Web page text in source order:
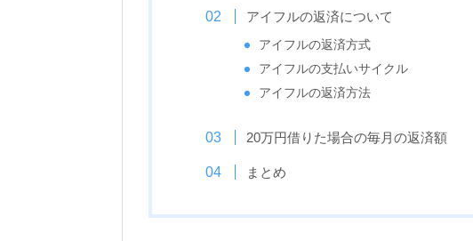
アイフルの返済について
アイフルの返済方式
アイフルの支払いサイクル
アイフルの返済方法
20万円借りた場合の毎月の返済額
まとめ